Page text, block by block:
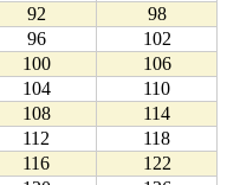
92
98
96
102
100
106
104
110
108
114
112
118
116
122